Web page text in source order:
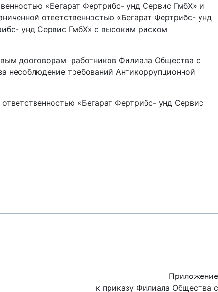
«Бегарат Фертрибс- унд Сервис ГмбХ» и
ответственностью «Бегарат Фертрибс- унд
унд Сервис ГмбХ» с высоким риском
дооговорам работников Филиала Общества с
несоблюдение требований Антикоррупционной
«Бегарат Фертрибс- унд Сервис
Приложение
к приказу Филиала Общества с